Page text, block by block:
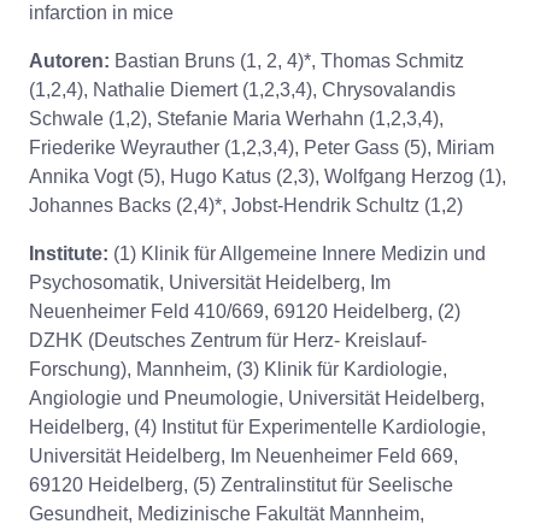
infarction in mice
Autoren: Bastian Bruns (1, 2, 4)*, Thomas Schmitz
(1,2,4), Nathalie Diemert (1,2,3,4), Chrysovalandis
Schwale (1,2), Stefanie Maria Werhahn (1,2,3,4),
Friederike Weyrauther (1,2,3,4), Peter Gass (5), Miriam
Annika Vogt (5), Hugo Katus (2,3), Wolfgang Herzog (1),
Johannes Backs (2,4)*, Jobst-Hendrik Schultz (1,2)
Institute: (1) Klinik für Allgemeine Innere Medizin und
Psychosomatik, Universität Heidelberg, Im
Neuenheimer Feld 410/669, 69120 Heidelberg, (2)
DZHK (Deutsches Zentrum für Herz- Kreislauf-
Forschung), Mannheim, (3) Klinik für Kardiologie,
Angiologie und Pneumologie, Universität Heidelberg,
Heidelberg, (4) Institut für Experimentelle Kardiologie,
Universität Heidelberg, Im Neuenheimer Feld 669,
69120 Heidelberg, (5) Zentralinstitut für Seelische
Gesundheit, Medizinische Fakultät Mannheim,